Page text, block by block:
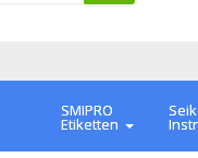
SMIPRO
Etiketten